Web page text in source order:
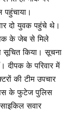
दो युवक पहुंचे थे।
के जेब से मिले
सूचित किया। सूचना
दीपक के परिवार में
की टीम उपचार
के फुटेज पुलिस
सवार